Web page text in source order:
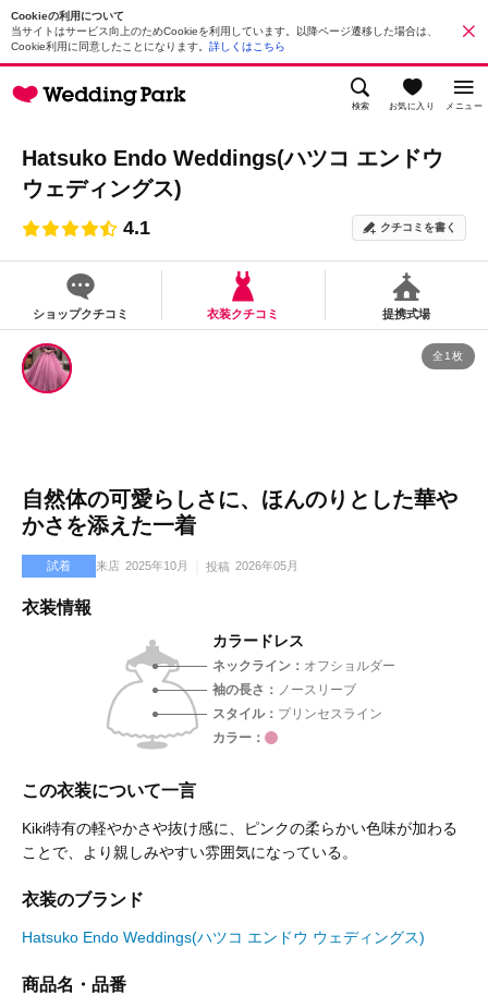
Cookieの利用について
当サイトはサービス向上のためCookieを利用しています。以降ページ遷移した場合は、
Cookie利用に同意したことになります。 詳しくはこちら
検索 お気に入り メニュー
Hatsuko Endo Weddings(ハツコ エンドウ
ウェディングス)
4.1 クチコミを書く
ショップクチコミ 衣装クチコミ 提携式場
全1枚
自然体の可愛らしさに、ほんのりとした華や
かさを添えた一着
試着 来店 2025年10月 投稿 2026年05月
衣装情報
カラードレス
ネックライン
オフショルダー
袖の長さ
ノースリーブ
スタイル
プリンセスライン
カラー
この衣装について一言
Kiki特有の軽やかさや抜け感に、ピンクの柔らかい色味が加わる
ことで、より親しみやすい雰囲気になっている。
衣装のブランド
Hatsuko Endo Weddings(ハツコ エンドウ ウェディングス)
商品名・品番